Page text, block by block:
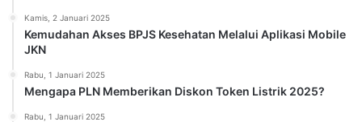
Kamis, 2 Januari 2025
Kemudahan Akses BPJS Kesehatan Melalui Aplikasi Mobile
JKN
Rabu, 1 Januari 2025
Mengapa PLN Memberikan Diskon Token Listrik 2025?
Rabu, 1 Januari 2025